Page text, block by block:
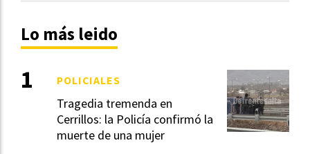
Lo más leido
Tragedia tremenda en
Cerrillos: la Policía confirmó la
muerte de una mujer
POLICIALES